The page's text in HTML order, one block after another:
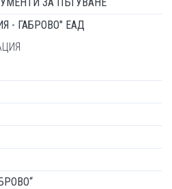
- ГАБРОВО" ЕАД